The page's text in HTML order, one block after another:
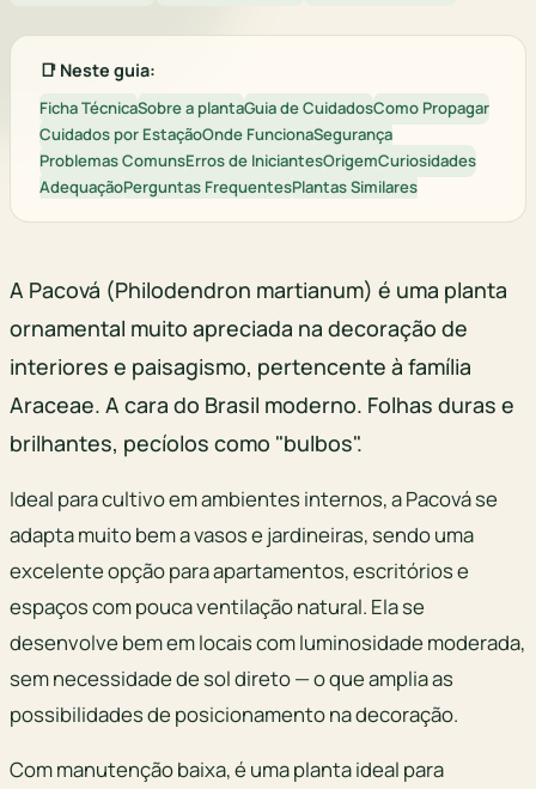
📑 Neste guia:
Ficha TécnicaSobre a plantaGuia de CuidadosComo Propagar
Cuidados por EstaçãoOnde FuncionaSegurança
Problemas ComunsErros de IniciantesOrigemCuriosidades
AdequaçãoPerguntas FrequentesPlantas Similares
A Pacová (Philodendron martianum) é uma planta
ornamental muito apreciada na decoração de
interiores e paisagismo, pertencente à família
Araceae. A cara do Brasil moderno. Folhas duras e
brilhantes, pecíolos como "bulbos".
Ideal para cultivo em ambientes internos, a Pacová se
adapta muito bem a vasos e jardineiras, sendo uma
excelente opção para apartamentos, escritórios e
espaços com pouca ventilação natural. Ela se
desenvolve bem em locais com luminosidade moderada,
sem necessidade de sol direto — o que amplia as
possibilidades de posicionamento na decoração.
Com manutenção baixa, é uma planta ideal para